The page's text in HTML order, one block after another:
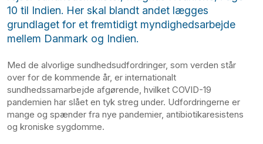
10 til Indien. Her skal blandt andet lægges
grundlaget for et fremtidigt myndighedsarbejde
mellem Danmark og Indien.
Med de alvorlige sundhedsudfordringer, som verden står
over for de kommende år, er internationalt
sundhedssamarbejde afgørende, hvilket COVID-19
pandemien har slået en tyk streg under. Udfordringerne er
mange og spænder fra nye pandemier, antibiotikaresistens
og kroniske sygdomme.